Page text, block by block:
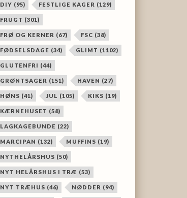
DIY (95) FESTLIGE KAGER (129)
FRUGT (301)
FRØ OG KERNER (67) FSC (38)
FØDSELSDAGE (34) GLIMT (1102)
GLUTENFRI (44)
GRØNTSAGER (151) HAVEN (27)
HØNS (41) JUL (105) KIKS (19)
KÆRNEHUSET (58)
LAGKAGEBUNDE (22)
MARCIPAN (132) MUFFINS (19)
NYTHELÅRSHUS (50)
NYT HELÅRSHUS I TRÆ (53)
NYT TRÆHUS (46) NØDDER (94)